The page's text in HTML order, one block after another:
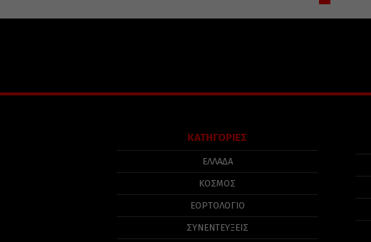
ΚΑΤΗΓΟΡΙΕΣ
ΕΛΛΑΔΑ
ΚΟΣΜΟΣ
ΕΟΡΤΟΛΟΓΙΟ
ΣΥΝΕΝΤΕΥΞΕΙΣ